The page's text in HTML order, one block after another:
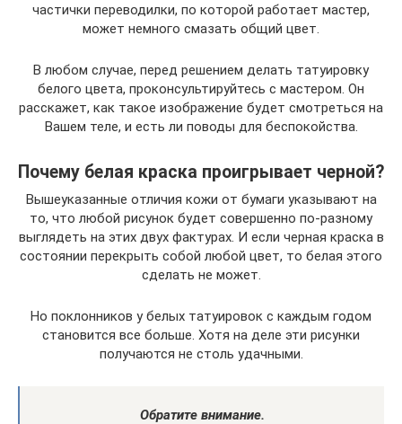
частички переводилки, по которой работает мастер,
может немного смазать общий цвет.
В любом случае, перед решением делать татуировку
белого цвета, проконсультируйтесь с мастером. Он
расскажет, как такое изображение будет смотреться на
Вашем теле, и есть ли поводы для беспокойства.
Почему белая краска проигрывает черной?
Вышеуказанные отличия кожи от бумаги указывают на
то, что любой рисунок будет совершенно по-разному
выглядеть на этих двух фактурах. И если черная краска в
состоянии перекрыть собой любой цвет, то белая этого
сделать не может.
Но поклонников у белых татуировок с каждым годом
становится все больше. Хотя на деле эти рисунки
получаются не столь удачными.
Обратите внимание.